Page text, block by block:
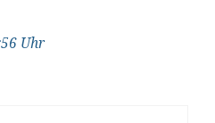
Uhr